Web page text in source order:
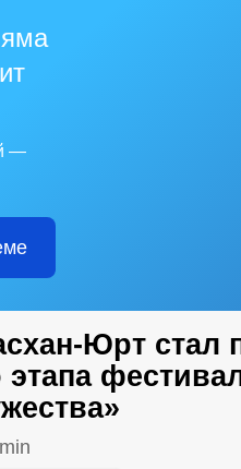
—
Юрт стал
этапа